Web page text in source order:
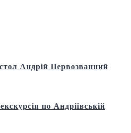
Андрій Первозванний
по Андріївській